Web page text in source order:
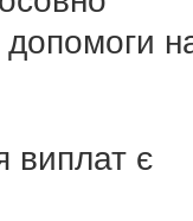
виплат є